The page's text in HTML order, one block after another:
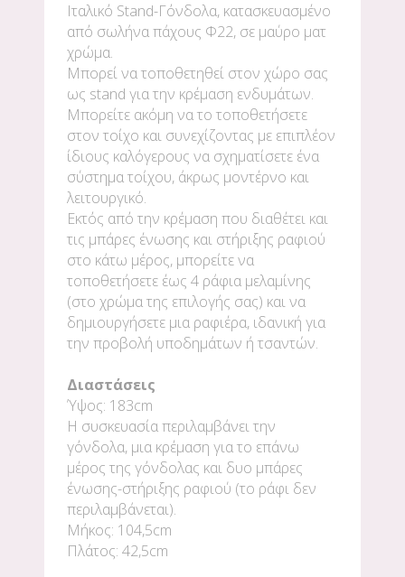
Ιταλικό Stand-Γόνδολα, κατασκευασμένο
από σωλήνα πάχους Φ22, σε μαύρο ματ
χρώμα.
Μπορεί να τοποθετηθεί στον χώρο σας
ως stand για την κρέμαση ενδυμάτων.
Μπορείτε ακόμη να το τοποθετήσετε
στον τοίχο και συνεχίζοντας με επιπλέον
ίδιους καλόγερους να σχηματίσετε ένα
σύστημα τοίχου, άκρως μοντέρνο και
λειτουργικό.
Εκτός από την κρέμαση που διαθέτει και
τις μπάρες ένωσης και στήριξης ραφιού
στο κάτω μέρος, μπορείτε να
τοποθετήσετε έως 4 ράφια μελαμίνης
(στο χρώμα της επιλογής σας) και να
δημιουργήσετε μια ραφιέρα, ιδανική για
την προβολή υποδημάτων ή τσαντών.
Διαστάσεις
Ύψος: 183cm
Η συσκευασία περιλαμβάνει την
γόνδολα, μια κρέμαση για το επάνω
μέρος της γόνδολας και δυο μπάρες
ένωσης-στήριξης ραφιού (το ράφι δεν
περιλαμβάνεται).
Μήκος: 104,5cm
Πλάτος: 42,5cm